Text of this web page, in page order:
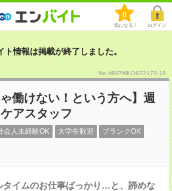
0
気になる！ ログイン
ト情報は掲載が終了しました。
No.MNPWKO872179-18
働けない！という方へ】週
アスタッフ
会人未経験OK 大学生歓迎 ブランクOK
タイムのお仕事ばっかり…と、諦めな